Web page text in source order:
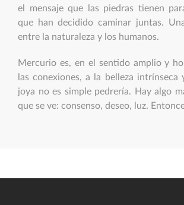
el mensaje que las piedras tienen
que han decidido caminar juntas.
entre la naturaleza y los humanos.
Mercurio es, en el sentido amplio y
las conexiones, a la belleza intrínseca
joya no es simple pedrería. Hay algo
que se ve: consenso, deseo, luz.